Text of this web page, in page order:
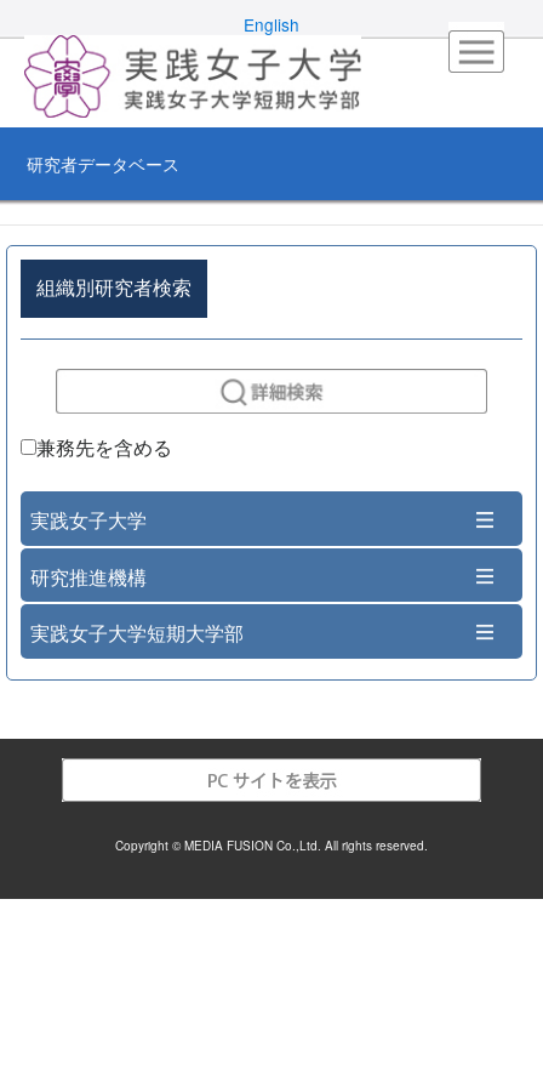
English
研究者データベース
組織別研究者検索
兼務先を含める
実践女子大学
研究推進機構
実践女子大学短期大学部
Copyright © MEDIA FUSION Co.,Ltd. All rights reserved.